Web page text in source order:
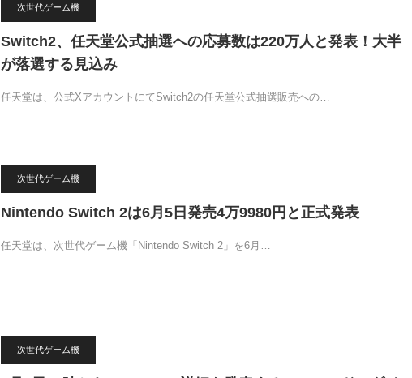
次世代ゲーム機
Switch2、任天堂公式抽選への応募数は220万人と発表！大半
が落選する見込み
任天堂は、公式XアカウントにてSwitch2の任天堂公式抽選販売への…
次世代ゲーム機
Nintendo Switch 2は6月5日発売4万9980円と正式発表
任天堂は、次世代ゲーム機「Nintendo Switch 2」を6月…
次世代ゲーム機